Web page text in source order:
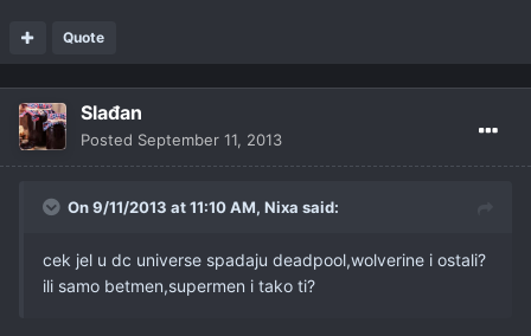
Quote
Slađan
Posted September 11, 2013
On 9/11/2013 at 11:10 AM, Nixa said:
cek jel u dc universe spadaju deadpool,wolverine i ostali?
ili samo betmen,supermen i tako ti?